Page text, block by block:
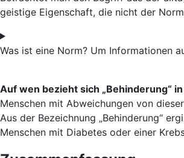
geistige Eigenschaft, die nicht der
Was ist eine Norm? Um Informationen
Auf wen bezieht sich „Behinderung“
Menschen mit Abweichungen von
Aus der Bezeichnung „Behinderung“
Menschen mit Diabetes oder einer